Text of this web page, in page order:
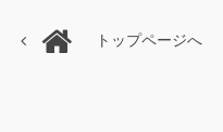
トップページへ